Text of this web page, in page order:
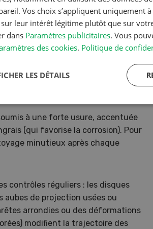
tant dans
transversal.
à une forte usure, accentuée
(qui favorise la corrosion). Pour
minutieux après chaque
contrôles réguliers : les disques
aubes de projection usées ou
arrondies ou des déformations
modifient la trajectoire des
Vos choix s’appliquent uniquement
leur intérêt légitime plutôt que sur
dans Paramètres publicitaires. Vous
des cookies. Politique de
LES DÉTAILS